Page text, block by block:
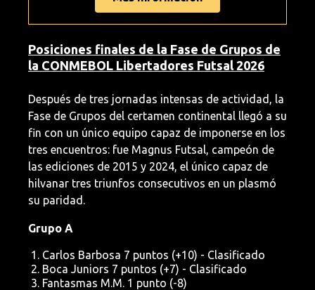
Posiciones finales de la Fase de Grupos de
la CONMEBOL Libertadores Futsal 2026
Después de tres jornadas intensas de actividad, la
Fase de Grupos del certamen continental llegó a su
fin con un único equipo capaz de imponerse en los
tres encuentros: fue Magnus Futsal, campeón de
las ediciones de 2015 y 2024, el único capaz de
hilvanar tres triunfos consecutivos en un plasmó
su paridad.
Grupo A
Carlos Barbosa 7 puntos (+10) - Clasificado
Boca Juniors 7 puntos (+7) - Clasificado
Fantasmas M.M. 1 punto (-8)